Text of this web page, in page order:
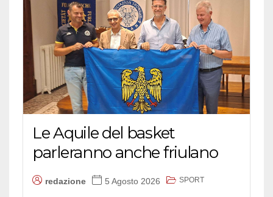
Le Aquile del basket
parleranno anche friulano
redazione 5 Agosto 2026 SPORT